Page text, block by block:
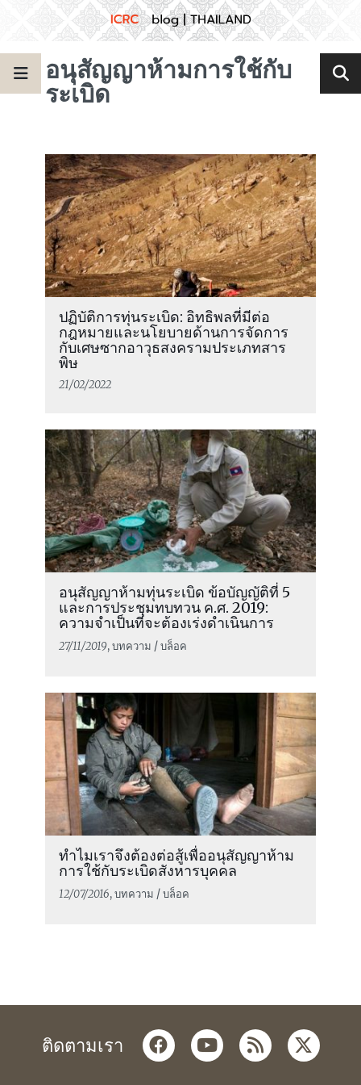
อนุสัญญาห้ามการใช้กับ
ระเบิด
ปฏิบัติการทุ่นระเบิด: อิทธิพลที่มีต่อ
กฎหมายและนโยบายด้านการจัดการ
กับเศษซากอาวุธสงครามประเภทสาร
พิษ
21/02/2022
อนุสัญญาห้ามทุ่นระเบิด ข้อบัญญัติที่ 5
และการประชุมทบทวน ค.ศ. 2019:
ความจำเป็นที่จะต้องเร่งดำเนินการ
27/11/2019, บทความ / บล็อค
ทำไมเราจึงต้องต่อสู้เพื่ออนุสัญญาห้าม
การใช้กับระเบิดสังหารบุคคล
12/07/2016, บทความ / บล็อค
ติดตามเรา facebookyoutube
rss twitter